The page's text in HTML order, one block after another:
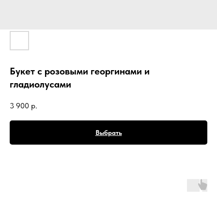
Букет с розовыми георгинами и
гладиолусами
3 900 р.
Выбрать